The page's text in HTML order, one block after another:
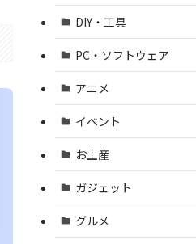
DIY・工具
PC・ソフトウェア
アニメ
イベント
お土産
ガジェット
グルメ